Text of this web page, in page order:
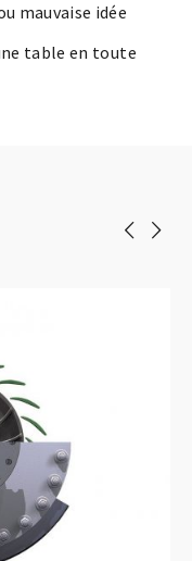
mauvaise idée
table en toute